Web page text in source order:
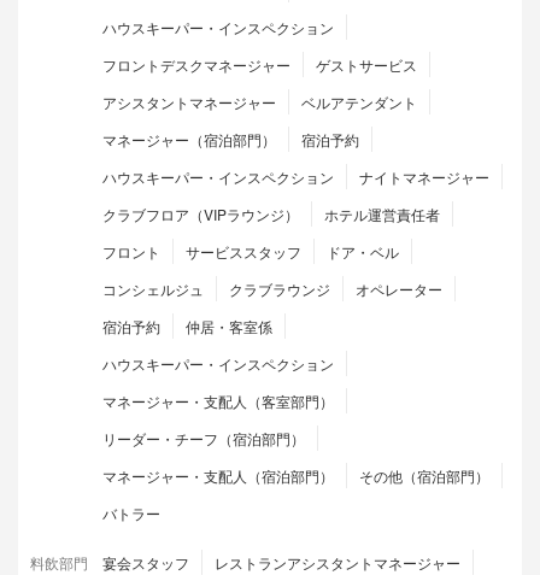
ハウスキーパー・インスペクション
フロントデスクマネージャー
ゲストサービス
アシスタントマネージャー
ベルアテンダント
マネージャー（宿泊部門）
宿泊予約
ハウスキーパー・インスペクション
ナイトマネージャー
クラブフロア（VIPラウンジ）
ホテル運営責任者
フロント
サービススタッフ
ドア・ベル
コンシェルジュ
クラブラウンジ
オペレーター
宿泊予約
仲居・客室係
ハウスキーパー・インスペクション
マネージャー・支配人（客室部門）
リーダー・チーフ（宿泊部門）
マネージャー・支配人（宿泊部門）
その他（宿泊部門）
バトラー
料飲部門 宴会スタッフ
レストランアシスタントマネージャー